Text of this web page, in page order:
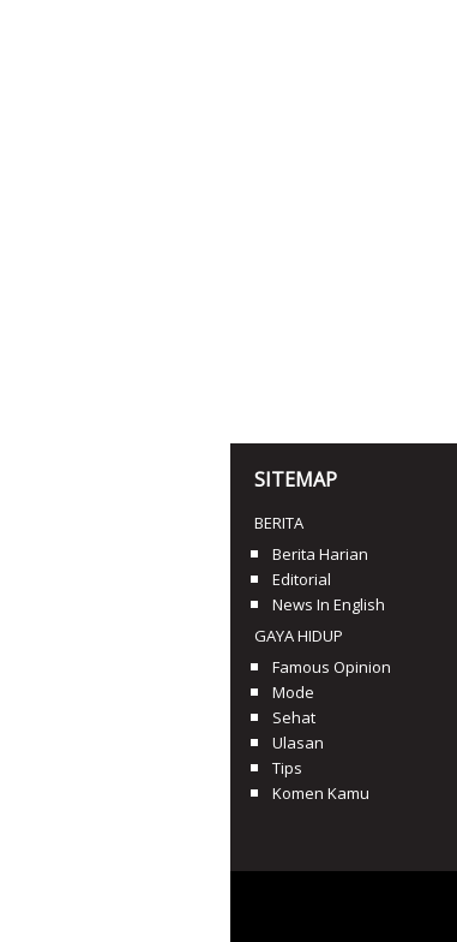
SITEMAP
BERITA
Berita Harian
Editorial
News In English
GAYA HIDUP
Famous Opinion
Mode
Sehat
Ulasan
Tips
Komen Kamu